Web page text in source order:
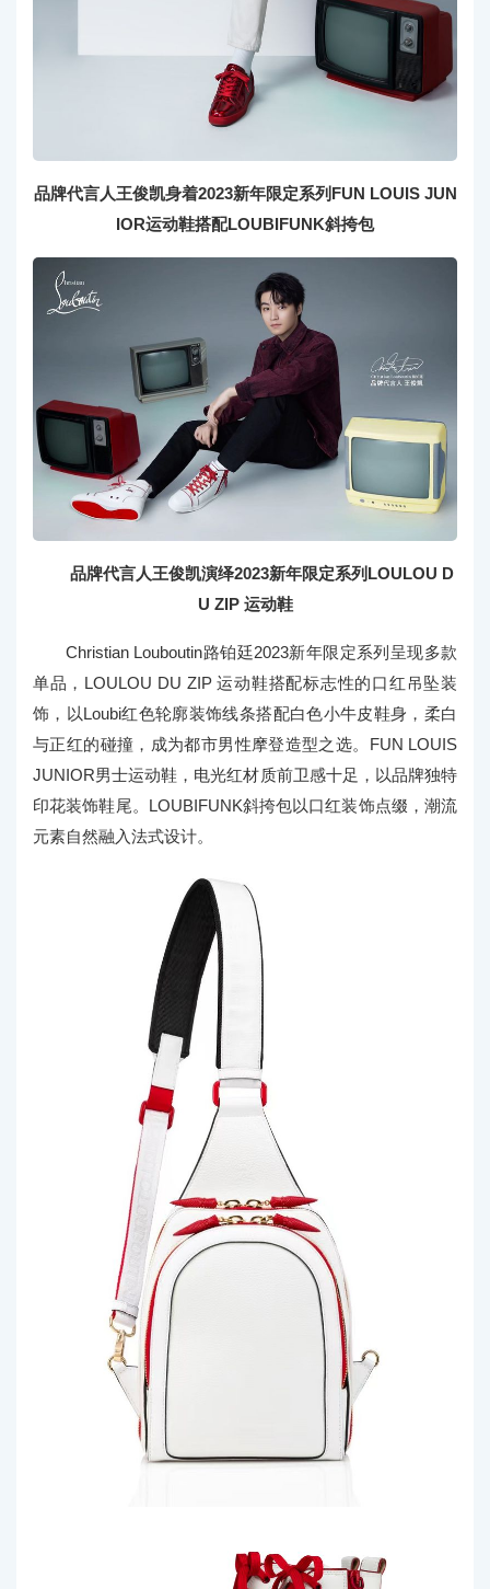
品牌代言人王俊凯身着2023新年限定系列FUN LOUIS JUN
IOR运动鞋搭配LOUBIFUNK斜挎包
品牌代言人王俊凯演绎2023新年限定系列LOULOU D
U ZIP 运动鞋
Christian Louboutin路铂廷2023新年限定系列呈现多款
单品，LOULOU DU ZIP 运动鞋搭配标志性的口红吊坠装
饰，以Loubi红色轮廓装饰线条搭配白色小牛皮鞋身，柔白
与正红的碰撞，成为都市男性摩登造型之选。FUN LOUIS
JUNIOR男士运动鞋，电光红材质前卫感十足，以品牌独特
印花装饰鞋尾。LOUBIFUNK斜挎包以口红装饰点缀，潮流
元素自然融入法式设计。